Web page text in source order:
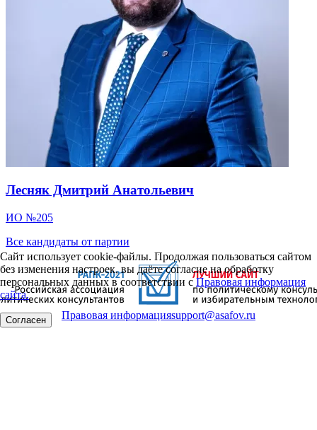
Лесняк Дмитрий Анатольевич
ИО №205
Все кандидаты от партии
Сайт использует cookie-файлы. Продолжая пользоваться сайтом
без изменения настроек, вы даёте согласие на обработку
персональных данных в соответствии сПравовая информация
сайта.
Согласен Правовая информацияsupport@asafov.ru